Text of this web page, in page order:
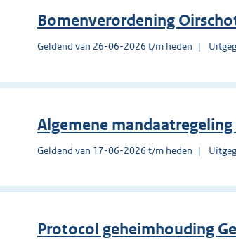
Bomenverordening
Geldend van 26-06-2026 t/m heden
Algemene
Geldend van 17-06-2026 t/m heden
Protocol geheimhouding